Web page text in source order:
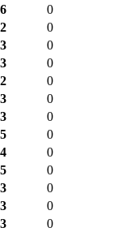
0
0
0
0
0
0
0
0
0
0
0
0
0